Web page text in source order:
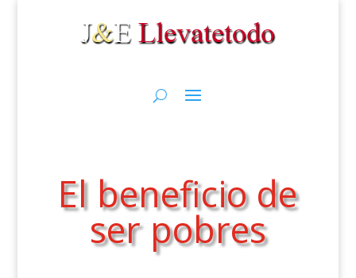
El beneficio de
ser pobres